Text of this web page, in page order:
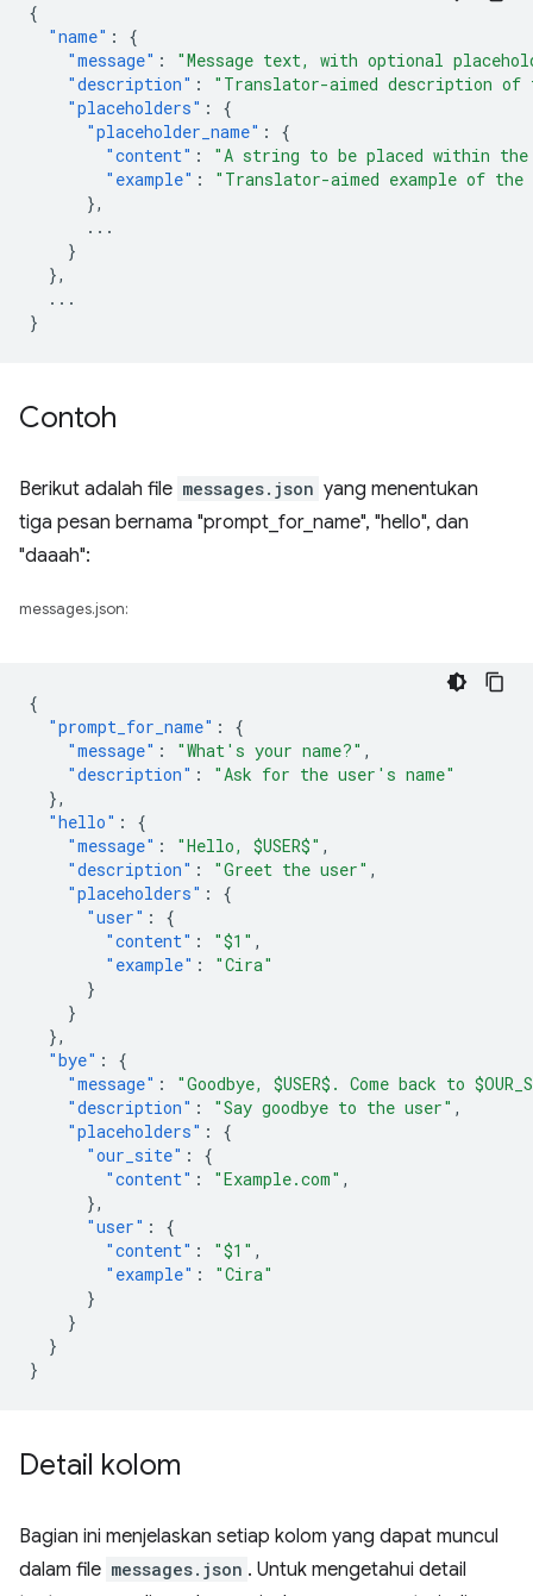
{
"name" :
{
"message" :
"Message text, with optional
"description" :
"Translator-aimed description of
"placeholders" :
{
"placeholder_name" :
{
"content" :
"A string to be placed within the
"example" :
"Translator-aimed example of
},
...
}
},
...
}
Contoh
Berikut adalah file messages.json yang menentukan
tiga pesan bernama "prompt_for_name", "hello", dan
"daaah":
messages.json:
{
"prompt_for_name" :
{
"message" : "What's your name?" ,
"description" :
"Ask for the user's name"
},
"hello" :
{
"message" : "Hello, $USER$" ,
"description" : "Greet the user" ,
"placeholders" :
{
"user" :
{
"content" : "$1" ,
"example" :
"Cira"
}
}
},
"bye" :
{
"message" :
"Goodbye, $USER$. Come back to
"description" : "Say goodbye to the user" ,
"placeholders" :
{
"our_site" :
{
"content" : "Example.com" ,
},
"user" :
{
"content" : "$1" ,
"example" :
"Cira"
}
}
}
}
Detail kolom
Bagian ini menjelaskan setiap kolom yang dapat muncul
dalam file messages.json . Untuk mengetahui detail